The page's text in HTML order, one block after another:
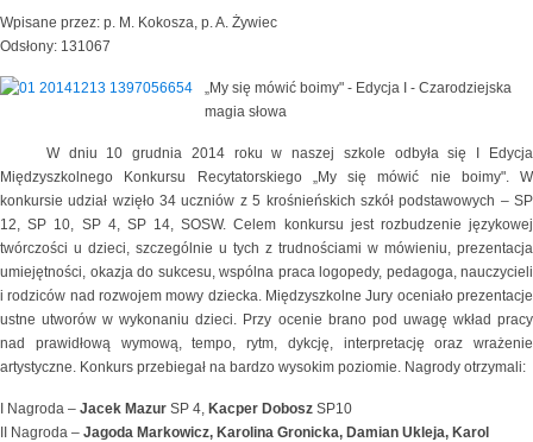
Wpisane przez: p. M. Kokosza, p. A. Żywiec
Odsłony: 131067
„My się mówić boimy" - Edycja I - Czarodziejska
magia słowa
W dniu 10 grudnia 2014 roku w naszej szkole odbyła się I Edycja
Międzyszkolnego Konkursu Recytatorskiego „My się mówić nie boimy". W
konkursie udział wzięło 34 uczniów z 5 krośnieńskich szkół podstawowych – SP
12, SP 10, SP 4, SP 14, SOSW. Celem konkursu jest rozbudzenie językowej
twórczości u dzieci, szczególnie u tych z trudnościami w mówieniu, prezentacja
umiejętności, okazja do sukcesu, wspólna praca logopedy, pedagoga, nauczycieli
i rodziców nad rozwojem mowy dziecka. Międzyszkolne Jury oceniało prezentacje
ustne utworów w wykonaniu dzieci. Przy ocenie brano pod uwagę wkład pracy
nad prawidłową wymową, tempo, rytm, dykcję, interpretację oraz wrażenie
artystyczne. Konkurs przebiegał na bardzo wysokim poziomie. Nagrody otrzymali:
I Nagroda – Jacek Mazur SP 4, Kacper Dobosz SP10
II Nagroda – Jagoda Markowicz, Karolina Gronicka, Damian Ukleja, Karol